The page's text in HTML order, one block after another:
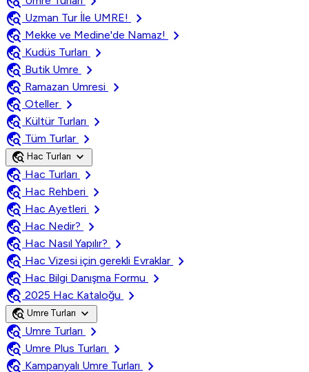
travel_explore Uzman Tur İle UMRE!
chevron_right
travel_explore Mekke ve Medine'de Namaz!
chevron_right
travel_explore Kudüs Turları
chevron_right
travel_explore Butik Umre
chevron_right
travel_explore Ramazan Umresi
chevron_right
travel_explore Oteller
chevron_right
travel_explore Kültür Turları
chevron_right
travel_explore Tüm Turlar chevron_right
travel_explore Hac Turları expand_more
travel_explore Hac Turları
chevron_right
travel_explore Hac Rehberi
chevron_right
travel_explore Hac Ayetleri
chevron_right
travel_explore Hac Nedir?
chevron_right
travel_explore Hac Nasıl Yapılır?
chevron_right
travel_explore Hac Vizesi için gerekli Evraklar
chevron_right
travel_explore Hac Bilgi Danışma Formu
chevron_right
travel_explore 2025 Hac Kataloğu chevron_right
travel_explore Umre Turları expand_more
travel_explore Umre Turları
chevron_right
travel_explore Umre Plus Turları
chevron_right
travel_explore Kampanyalı Umre Turları
chevron_right